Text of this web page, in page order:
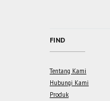
FIND
Tentang Kami
Hubungi Kami
Produk